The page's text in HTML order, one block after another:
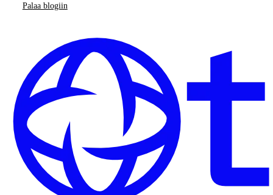
Palaa blogiin